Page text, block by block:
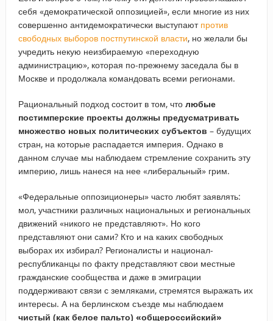
себя «демократической оппозицией», если многие из них
совершенно антидемократически выступают против
свободных выборов постпутинской власти, но желали бы
учредить некую неизбираемую «переходную
администрацию», которая по-прежнему заседала бы в
Москве и продолжала командовать всеми регионами.
Рациональный подход состоит в том, что любые
постимперские проекты должны предусматривать
множество новых политических субъектов – будущих
стран, на которые распадается империя. Однако в
данном случае мы наблюдаем стремление сохранить эту
империю, лишь нанеся на нее «либеральный» грим.
«Федеральные оппозиционеры» часто любят заявлять:
мол, участники различных национальных и региональных
движений «никого не представляют». Но кого
представляют они сами? Кто и на каких свободных
выборах их избирал? Регионалисты и национал-
республиканцы по факту представляют свои местные
гражданские сообщества и даже в эмиграции
поддерживают связи с земляками, стремятся выражать их
интересы. А на берлинском съезде мы наблюдаем
чистый (как белое пальто) «общероссийский»